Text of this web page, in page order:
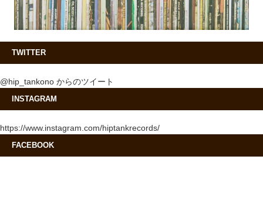
TWITTER
@hip_tankono からのツイート
INSTAGRAM
https://www.instagram.com/hiptankrecords/
FACEBOOK